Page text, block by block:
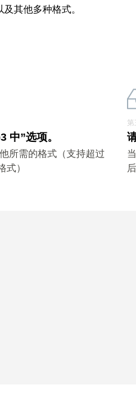
其他多种格式。
中”选项。
所需的格式（支持超过
式）
第